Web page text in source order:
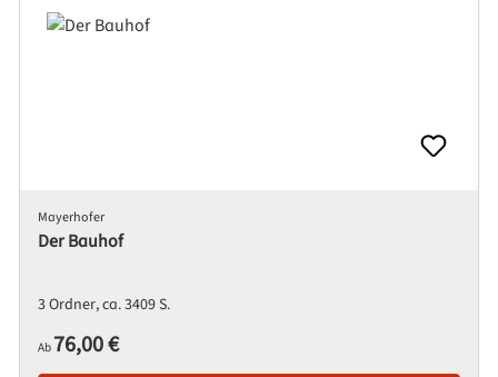
Mayerhofer
Der Bauhof
3 Ordnerca. 3409 S.
Regulärer Preis:
Ab76,00 €